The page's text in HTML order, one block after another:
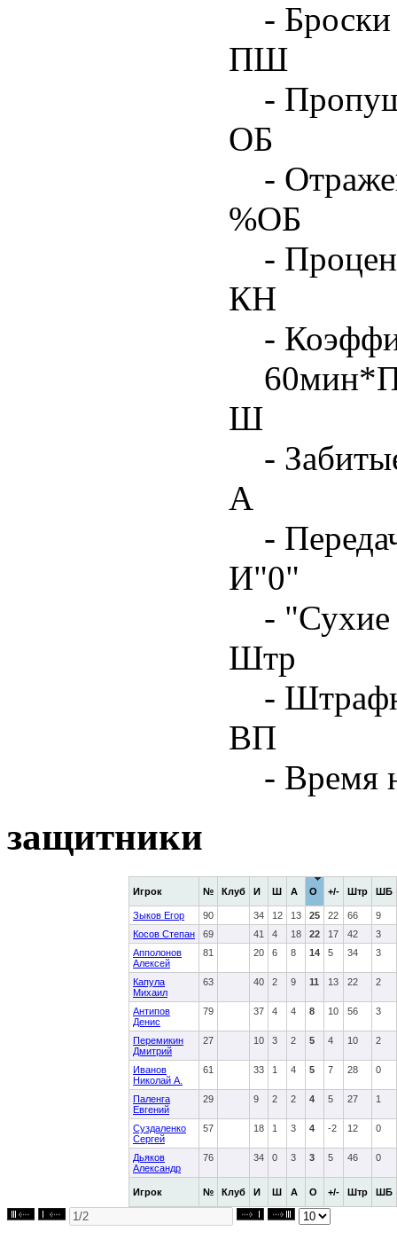
-
ПШ
-
ОБ
-
%ОБ
-
КН
-
Ш
-
А
-
И"0"
-
Штр
-
ВП
- Время
защитники
Игрок № Клуб И Ш А О +/- Штр ШБ
Игрок № Клуб И Ш А О +/- Штр ШБ
Зыков Егор 90 34 12 13 25 22 66
9
Косов Степан
69 41 4 18 22 17 42
3
Апполонов
Алексей
81 20 6 8 14 5 34 3
Капула
Михаил
63 40 2 9 11 13 22 2
Антипов
Денис
79 37 4 4 8 10 56 3
Перемикин
Дмитрий
27 10 3 2 5 4 10 2
Иванов
Николай А.
61 33 1 4 5 7 28 0
Паленга
Евгений
29 9 2 2 4 5 27 1
Суздаленко
Сергей
57 18 1 3 4 -2 12 0
Дьяков
Александр
76 34 0 3 3 5 46 0